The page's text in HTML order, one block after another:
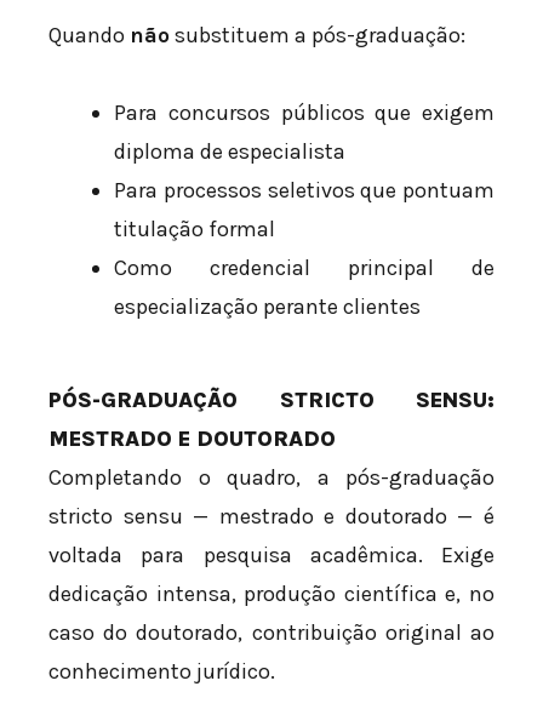
Quando nãosubstituem a pós-graduação:
Para concursos públicos que exigem
diploma de especialista
Para processos seletivos que pontuam
titulação formal
Como credencial principal de
especialização perante clientes
PÓS-GRADUAÇÃO STRICTO SENSU:
MESTRADO E DOUTORADO
Completando o quadro, a pós-graduação
stricto sensu — mestrado e doutorado — é
voltada para pesquisa acadêmica. Exige
dedicação intensa, produção científica e, no
caso do doutorado, contribuição original ao
conhecimento jurídico.